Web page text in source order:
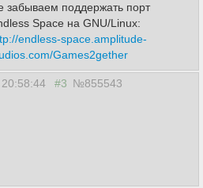
забываем поддержать порт
Space на GNU/Linux:
endless-space.amplitude-
Games2gether
#3 №855543